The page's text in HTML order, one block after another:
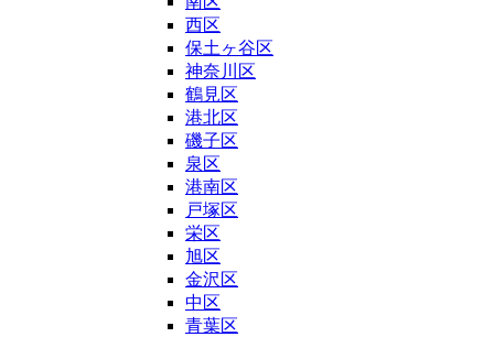
西区
保土ヶ谷区
神奈川区
鶴見区
港北区
磯子区
泉区
港南区
戸塚区
栄区
旭区
金沢区
中区
青葉区